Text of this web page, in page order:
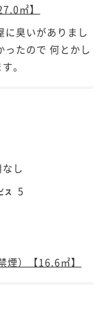
㎡】
に臭いがありまし
ったので 何とかし
。
し
ス 5
煙）【16.6㎡】